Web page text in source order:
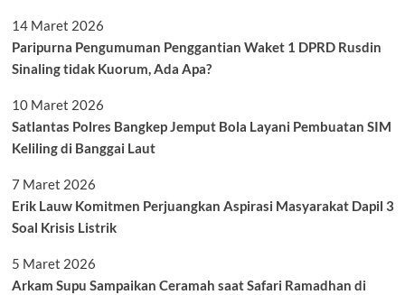
14 Maret 2026
Paripurna Pengumuman Penggantian Waket 1 DPRD Rusdin
Sinaling tidak Kuorum, Ada Apa?
10 Maret 2026
Satlantas Polres Bangkep Jemput Bola Layani Pembuatan SIM
Keliling di Banggai Laut
7 Maret 2026
Erik Lauw Komitmen Perjuangkan Aspirasi Masyarakat Dapil 3
Soal Krisis Listrik
5 Maret 2026
Arkam Supu Sampaikan Ceramah saat Safari Ramadhan di